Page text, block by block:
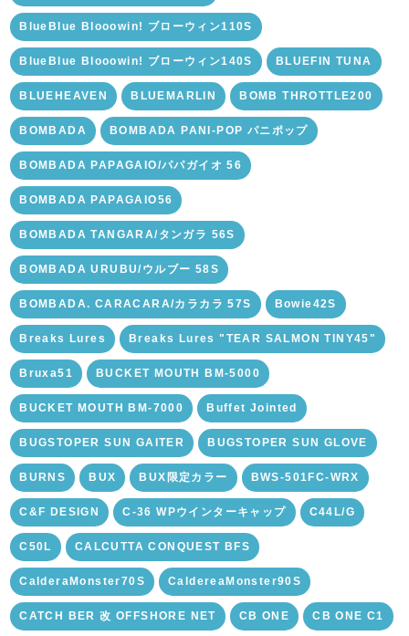
BlueBlue Blooowin! ブローウィン110S
BlueBlue Blooowin! ブローウィン140S BLUEFIN TUNA
BLUEHEAVEN BLUEMARLIN BOMB THROTTLE200
BOMBADA BOMBADA PANI-POP パニポップ
BOMBADA PAPAGAIO/パパガイオ 56
BOMBADA PAPAGAIO56
BOMBADA TANGARA/タンガラ 56S
BOMBADA URUBU/ウルブー 58S
BOMBADA. CARACARA/カラカラ 57S Bowie42S
Breaks Lures Breaks Lures "TEAR SALMON TINY45"
Bruxa51 BUCKET MOUTH BM-5000
BUCKET MOUTH BM-7000 Buffet Jointed
BUGSTOPER SUN GAITER BUGSTOPER SUN GLOVE
BURNS BUX BUX限定カラー BWS-501FC-WRX
C&F DESIGN C-36 WPウインターキャップ C44L/G
C50L CALCUTTA CONQUEST BFS
CalderaMonster70S CaldereaMonster90S
CATCH BER 改 OFFSHORE NET CB ONE CB ONE C1